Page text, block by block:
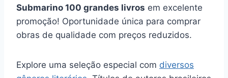
Submarino 100 grandes livros em excelente
promoção! Oportunidade única para comprar
obras de qualidade com preços reduzidos.
Explore uma seleção especial com diversos